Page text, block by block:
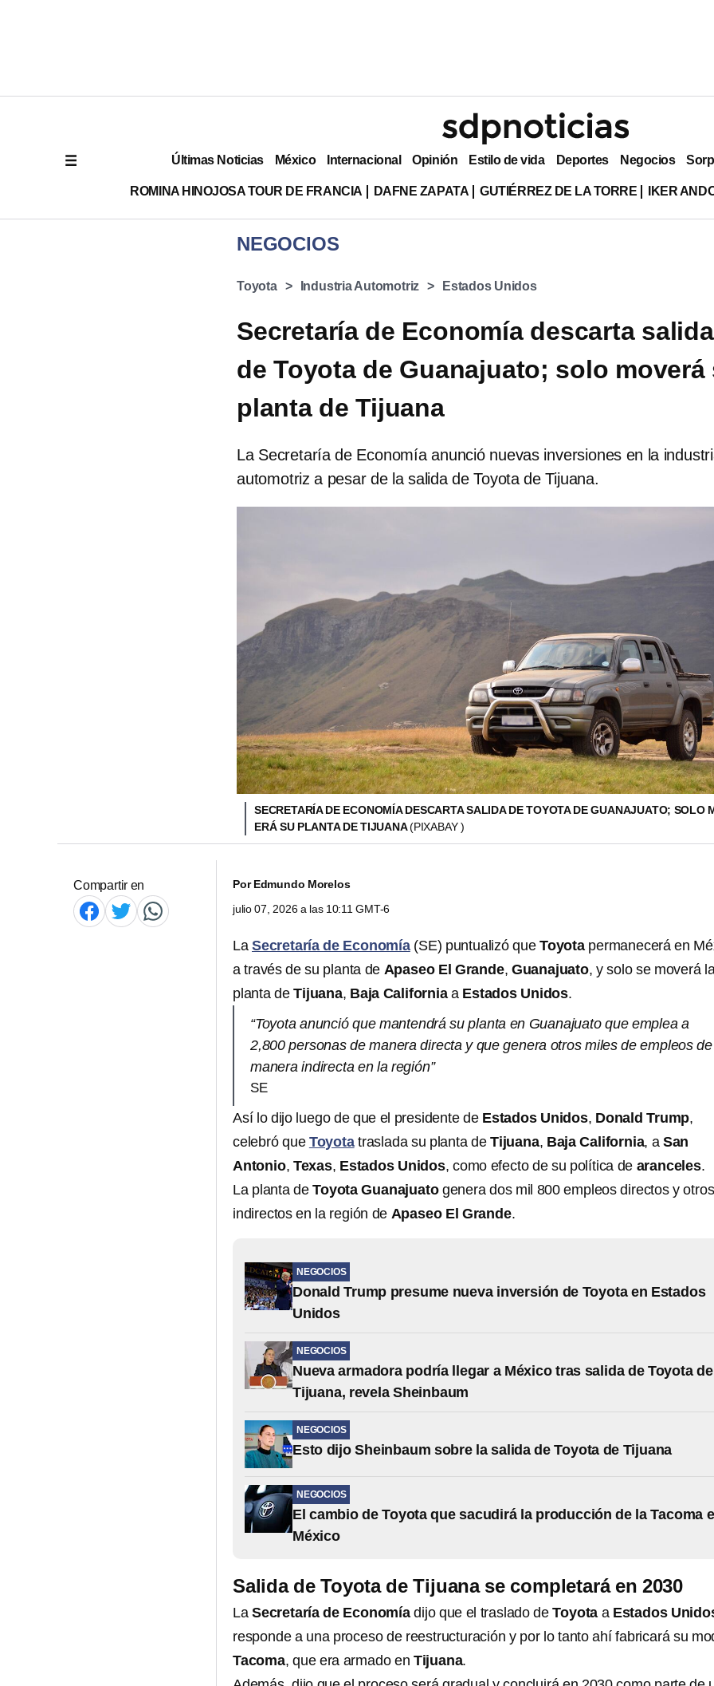
Últimas Noticias México Internacional Opinión Estilo de vida Deportes Negocios
ROMINA HINOJOSA TOUR DE FRANCIA DAFNE ZAPATA GUTIÉRREZ DE LA TORRE IKER
NEGOCIOS
Toyota Industria Automotriz Estados Unidos
Secretaría de Economía descarta salida
de Toyota de Guanajuato; solo moverá
planta de Tijuana
La Secretaría de Economía anunció nuevas inversiones en la
automotriz a pesar de la salida de Toyota de Tijuana.
SECRETARÍA DE ECONOMÍA DESCARTA SALIDA DE TOYOTA DE GUANAJUATO; SOLO
ERÁ SU PLANTA DE TIJUANA(PIXABAY )
Compartir en PorEdmundo Morelos
julio 07, 2026 a las 10:11 GMT-6
La Secretaría de Economía(SE) puntualizó queToyotapermanecerá en
a través de su planta de Apaseo El Grande, Guanajuato, y solo se moverá
planta deTijuana, Baja Californiaa Estados Unidos.
“Toyota anunció que mantendrá su planta en Guanajuato que emplea a
2,800 personas de manera directa y que genera otros miles de empleos de
manera indirecta en la región”
SE
Así lo dijo luego de que el presidente de Estados Unidos, Donald Trump,
celebró que Toyotatraslada su planta deTijuana, Baja California, a San
Antonio, Texas, Estados Unidos, como efecto de su política de aranceles.
La planta deToyota Guanajuato genera dos mil 800 empleos directos y otros
indirectos en la región de Apaseo El Grande.
NEGOCIOS
Donald Trump presume nueva inversión de Toyota en Estados
Unidos
NEGOCIOS
Nueva armadora podría llegar a México tras salida de Toyota de
Tijuana, revela Sheinbaum
NEGOCIOS
Esto dijo Sheinbaum sobre la salida de Toyota de Tijuana
NEGOCIOS
El cambio de Toyota que sacudirá la producción de la Tacoma
México
Salida de Toyota de Tijuana se completará en 2030
La Secretaría de Economíadijo que el traslado deToyota a Estados
responde a una proceso de reestructuración y por lo tanto ahí fabricará su
Tacoma, que era armado en Tijuana.